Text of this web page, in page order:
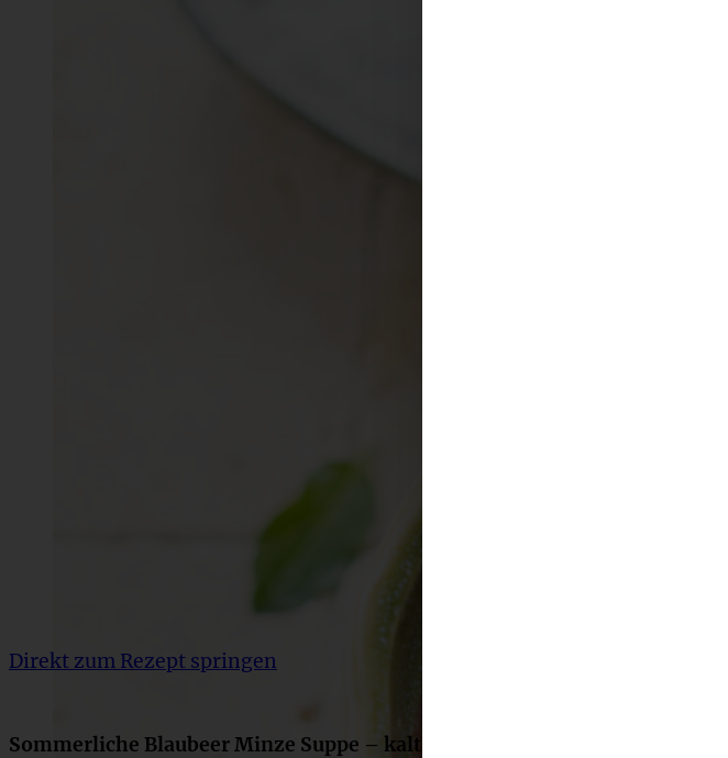
Direkt zum Rezept springen
Sommerliche Blaubeer Minze Suppe – kalt serviert, super erfrischend – das